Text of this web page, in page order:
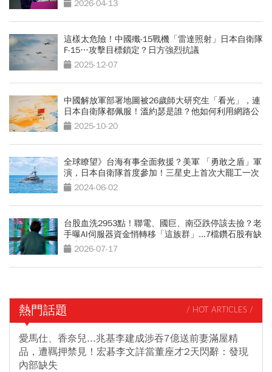
2026-04-13
這樣太危險！中國殲-15戰機「雷達照射」日本自衛隊
F-15…攻擊目標鎖定？日方強烈抗議
2025-12-07
中國解放軍部署地圖被26歲師大研究生「看光」，連
日本自衛隊都佩服！溫約瑟是誰？他如何利用網路公
開資訊破解？
2025-10-20
全球瞭望》台海有事全面救援？美軍 「勇敢之盾」軍
演，日本自衛隊首度參加！三星史上首次大罷工一次
看懂2024-06-02
台股血洗2953點！聯電、國巨、南亞跌停該去撿？老
手曝AI伺服器資金悄轉移「這族群」...7檔鑽石股有缺
口直接噴
2026-07-17
熱門話題 / HOT ARTICLES /
愛馬仕、香奈兒...兆基李建成涉吞7億送前妻滿屋精
品，遭羈押禁見！宏碁李文詳當董座才2天閃辭：發現
內部缺失